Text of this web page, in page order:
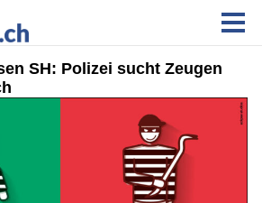
SH: Polizei sucht Zeugen